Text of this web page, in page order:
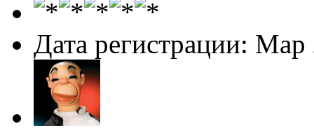
Дата регистрации: Мар